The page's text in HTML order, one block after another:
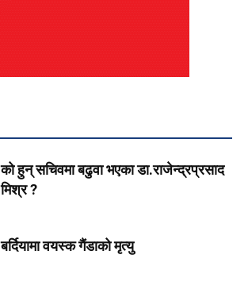
को हुन् सचिवमा बढुवा भएका डा.राजेन्द्रप्रसाद
मिश्र ?
बर्दियामा वयस्क गैंडाको मृत्यु